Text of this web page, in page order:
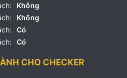
Không
Không
Có
Có
CHO CHECKER